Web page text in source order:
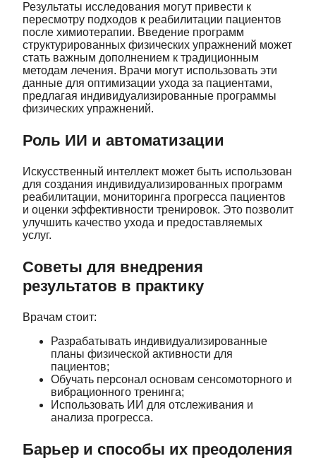
Результаты исследования могут привести к
пересмотру подходов к реабилитации пациентов
после химиотерапии. Введение программ
структурированных физических упражнений может
стать важным дополнением к традиционным
методам лечения. Врачи могут использовать эти
данные для оптимизации ухода за пациентами,
предлагая индивидуализированные программы
физических упражнений.
Роль ИИ и автоматизации
Искусственный интеллект может быть использован
для создания индивидуализированных программ
реабилитации, мониторинга прогресса пациентов
и оценки эффективности тренировок. Это позволит
улучшить качество ухода и предоставляемых
услуг.
Советы для внедрения
результатов в практику
Врачам стоит:
Разрабатывать индивидуализированные
планы физической активности для
пациентов;
Обучать персонал основам сенсомоторного и
вибрационного тренинга;
Использовать ИИ для отслеживания и
анализа прогресса.
Барьер и способы их преодоления